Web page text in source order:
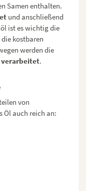
Samen enthalten.
und anschließend
ist es wichtig die
kostbaren
werden die
verarbeitet.
von
Öl auch reich an: